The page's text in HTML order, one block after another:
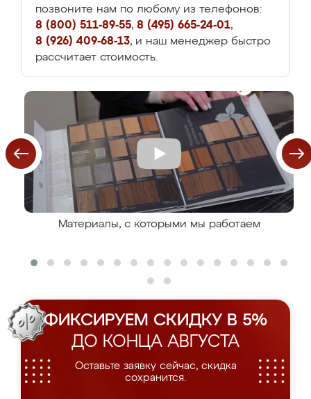
позвоните нам по любому из телефонов:
8 (800) 511-89-55, 8 (495) 665-24-01,
8 (926) 409-68-13, и наш менеджер быстро
рассчитает стоимость.
Материалы, с которыми мы работаем
ФИКСИРУЕМ СКИДКУ В 5%
ДО КОНЦА АВГУСТА
Оставьте заявку сейчас, скидка
сохранится.